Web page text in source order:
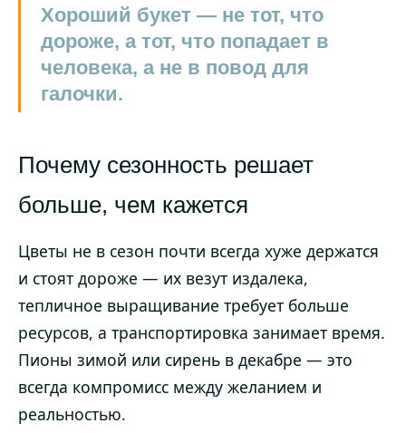
Хороший букет — не тот, что
дороже, а тот, что попадает в
человека, а не в повод для
галочки.
Почему сезонность решает
больше, чем кажется
Цветы не в сезон почти всегда хуже держатся
и стоят дороже — их везут издалека,
тепличное выращивание требует больше
ресурсов, а транспортировка занимает время.
Пионы зимой или сирень в декабре — это
всегда компромисс между желанием и
реальностью.